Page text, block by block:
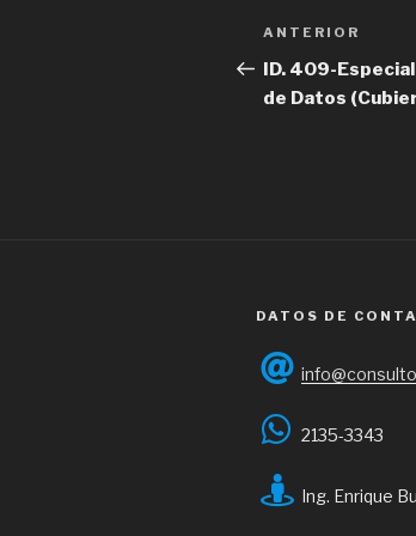
Navegación
de
entradas
Entrada
anterior
ANTERIOR
ID. 409-
de Datos
DATOS DE
2135-3343
Ing. Enrique